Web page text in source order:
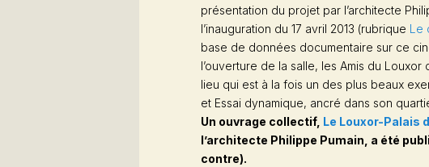
présentation du projet par l’architecte
l’inauguration du 17 avril 2013 (rubrique Le
base de données documentaire sur ce
l’ouverture de la salle, les Amis du Louxor
lieu qui est à la fois un des plus beaux
et Essai dynamique, ancré dans son
Un ouvrage collectif, Le Louxor-Palais
l’architecte Philippe Pumain, a été
contre).